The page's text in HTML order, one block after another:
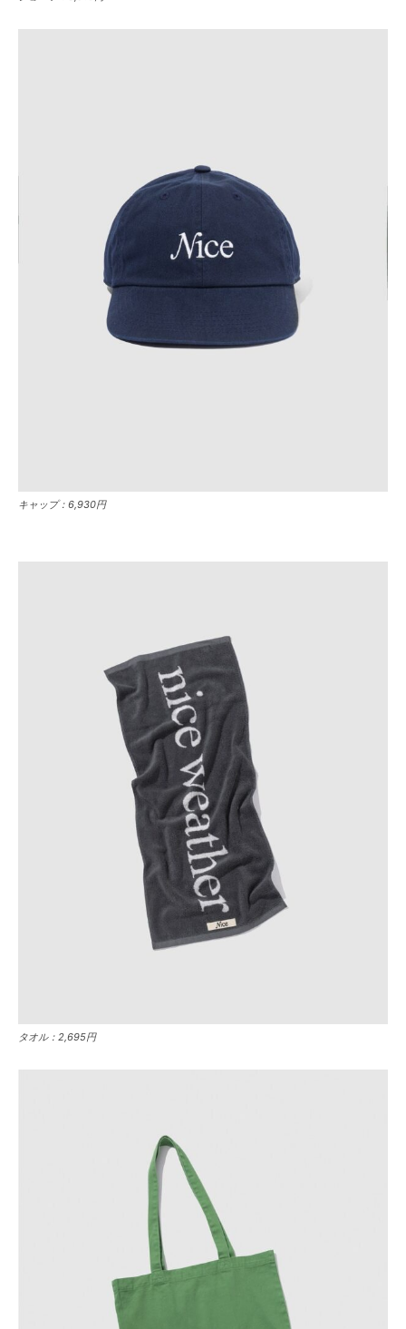
キャップ：6,930円
タオル：2,695円